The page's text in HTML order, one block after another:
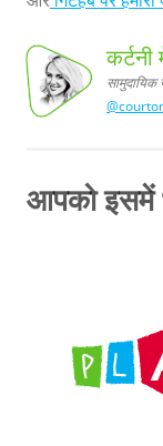
कर्टनी
मेजरनिच,
सामुदायिक
जनसंपर्क
निर्देशक
आपको इसमें